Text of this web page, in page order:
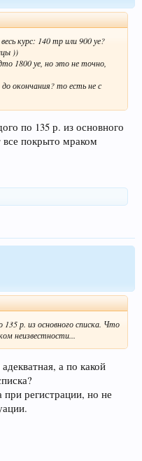
курс: 140 тр или 900 уе?
))
1800 уе, но это не точно,
окончания? то есть не с
по 135 р. из основного
все покрыто мраком
р. из основного списка. Что
неизвестности...
а по какой
при регистрации, но не